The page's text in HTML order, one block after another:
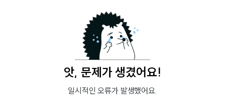
앗, 문제가 생겼어요!
일시적인 오류가 발생했어요.